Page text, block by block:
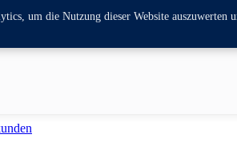
um die Nutzung dieser Website